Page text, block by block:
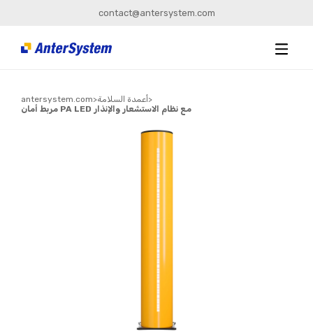
contact@antersystem.com
antersystem.com>أعمدة السلامة>
مربط أمان PA LED مع نظام الاستشعار والإنذار